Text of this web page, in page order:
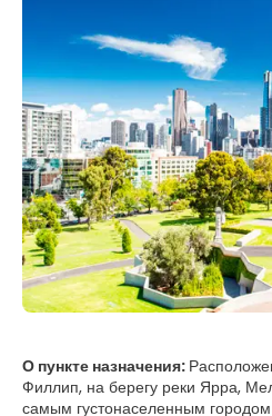
О пункте назначения:
Филлип, на берегу реки Ярра,
самым густонаселенным